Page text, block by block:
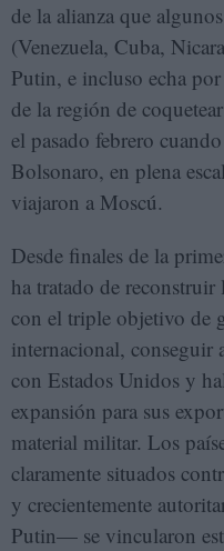
de la alianza que
(Venezuela, Cuba,
Putin, e incluso echa
de la región de
el pasado febrero
Bolsonaro, en plena
viajaron a Moscú.
Desde finales de la
ha tratado de
con el triple objetivo de
internacional, conseguir
con Estados Unidos y
expansión para sus
material militar. Los
claramente situados
y crecientemente
Putin— se vincularon